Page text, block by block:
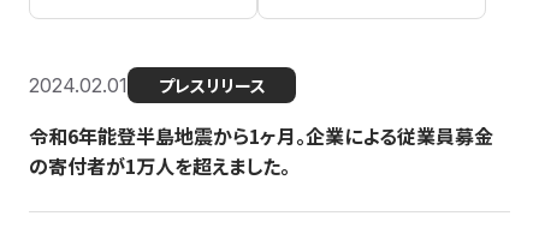
2024.02.01 プレスリリース
令和6年能登半島地震から1ヶ月。企業による従業員募金
の寄付者が1万人を超えました。